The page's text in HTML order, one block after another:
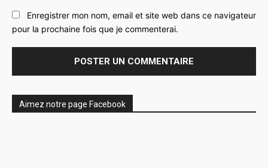
Enregistrer mon nom, email et site web dans ce navigateur
pour la prochaine fois que je commenterai.
Aimez notre page Facebook